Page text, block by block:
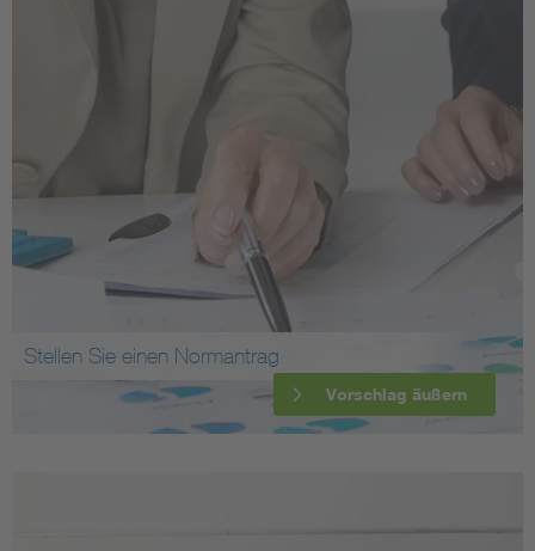
Stellen Sie einen Normantrag
Vorschlag äußern